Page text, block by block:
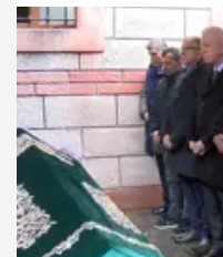
24.03.2026 Gündem